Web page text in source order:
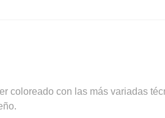
coloreado con las más variadas